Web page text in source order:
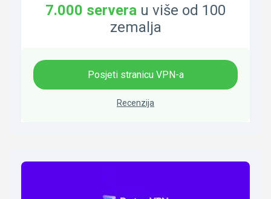
7.000 servera u više od 100
zemalja
Posjeti stranicu VPN-a
Recenzija